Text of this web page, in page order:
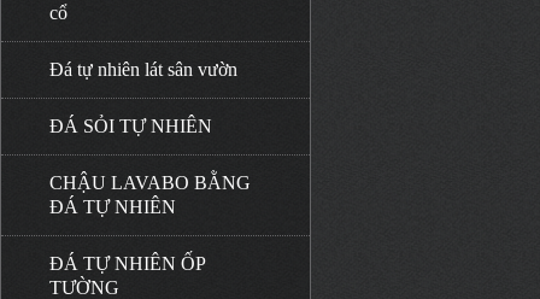
cổ
Đá tự nhiên lát sân vườn
ĐÁ SỎI TỰ NHIÊN
CHẬU LAVABO BẰNG
ĐÁ TỰ NHIÊN
ĐÁ TỰ NHIÊN ỐP
TƯỜNG